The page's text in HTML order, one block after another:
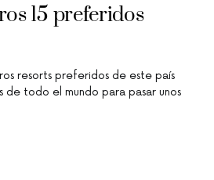
15 preferidos
resorts preferidos de este país
de todo el mundo para pasar unos